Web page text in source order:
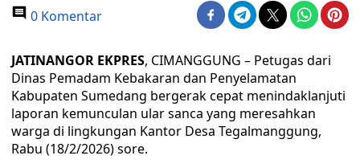
0 Komentar
JATINANGOR EKPRES, CIMANGGUNG – Petugas dari
Dinas Pemadam Kebakaran dan Penyelamatan
Kabupaten Sumedang bergerak cepat menindaklanjuti
laporan kemunculan ular sanca yang meresahkan
warga di lingkungan Kantor Desa Tegalmanggung,
Rabu (18/2/2026) sore.